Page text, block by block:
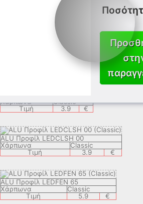
Classic
ALU Προφίλ APPLY 05
Classic
3.7
Χάρπωνα
Classic
Τιμή
3.9 €
ALU Προφίλ LEDCLSH 00
Χάρπωνα
Classic
Τιμή
3.9 €
ALU Προφίλ LEDFEN 65
Χάρπωνα
Classic
Τιμή
5.9 €